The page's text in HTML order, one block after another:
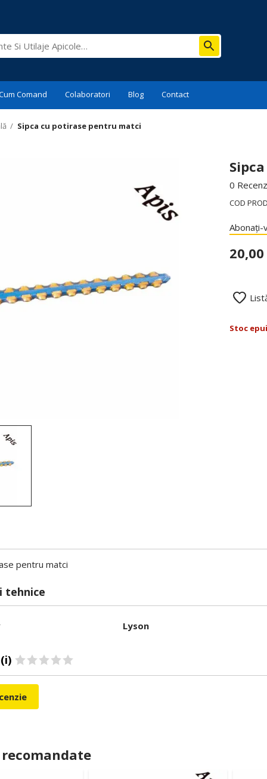
Comand Colaboratori Blog Contact
/ Sipca cu potirase pentru matci
0
COD
Abonați-
Stoc
pentru matci
tehnice
Lyson
recomandate